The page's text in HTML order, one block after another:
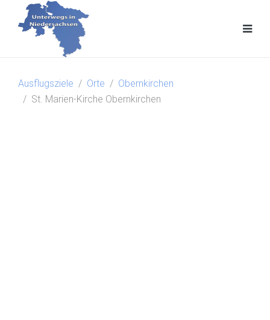
Ausflugsziele Orte
Obernkirchen
St. Marien-Kirche Obernkirchen